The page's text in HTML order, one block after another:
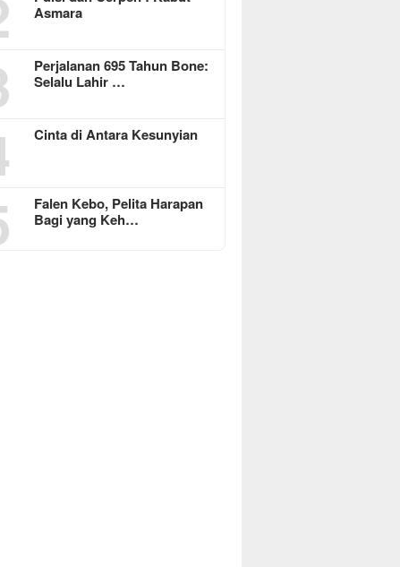
Asmara
Perjalanan 695 Tahun Bone:
Selalu Lahir …
Cinta di Antara Kesunyian
Falen Kebo, Pelita Harapan
Bagi yang Keh…